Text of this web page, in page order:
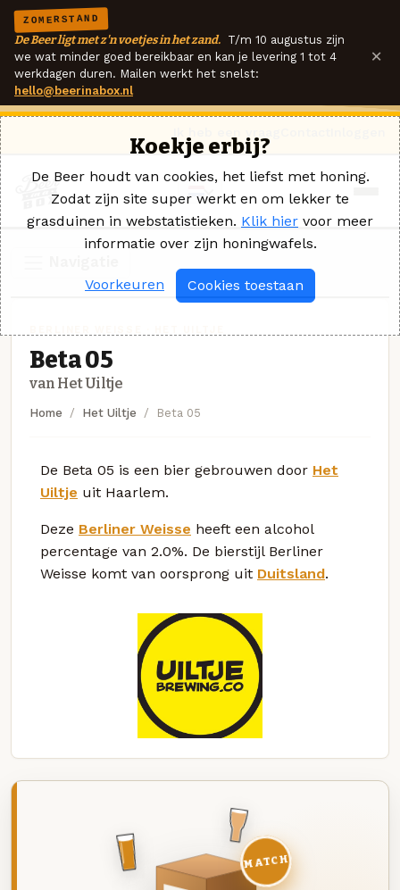
ZOMERSTAND
De Beer ligt met z'n voetjes in het zand. T/m 10 augustus zijn
we wat minder goed bereikbaar en kan je levering 1 tot 4
werkdagen duren. Mailen werkt het snelst:
hello@beerinabox.nl
×
Beta 05
van Het Uiltje
Home Het Uiltje Beta 05
De Beta 05 is een bier gebrouwen door Het
Uiltje uit Haarlem.
Deze Berliner Weisse heeft een alcohol
percentage van 2.0%. De bierstijl Berliner
Weisse komt van oorsprong uit Duitsland.
MATCH
Koekje erbij?
De Beer houdt van cookies, het liefst met honing.
Zodat zijn site super werkt en om lekker te
grasduinen in webstatistieken. Klik hier voor meer
informatie over zijn honingwafels.
Voorkeuren Cookies toestaan